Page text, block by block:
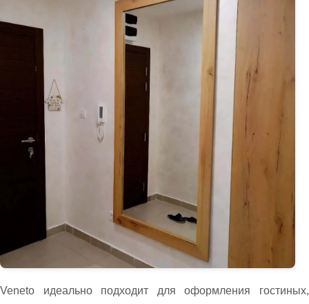
Veneto идеально подходит для оформления гостиных,